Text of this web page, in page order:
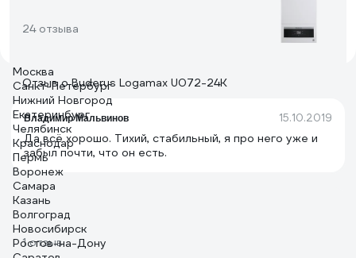
24 отзыва
Отзыв о Buderus Logamax U072-24K
Владимир Мальвинов 15.10.2019
Да всё хорошо. Тихий, стабильный, я про него уже и
забыл почти, что он есть.
1 отзыв
Москва
Санкт-Петербург
Нижний Новгород
Екатеринбург
Челябинск
Краснодар
Пермь
Воронеж
Самара
Казань
Волгоград
Новосибирск
Ростов-на-Дону